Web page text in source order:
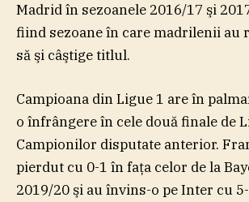
Madrid în sezoanele 2016/17 şi
fiind sezoane în care madrilenii au
să şi câştige titlul.
Campioana din Ligue 1 are în
o înfrângere în cele două finale de
Campionilor disputate anterior.
pierdut cu 0-1 în faţa celor de la
2019/20 şi au învins-o pe Inter cu